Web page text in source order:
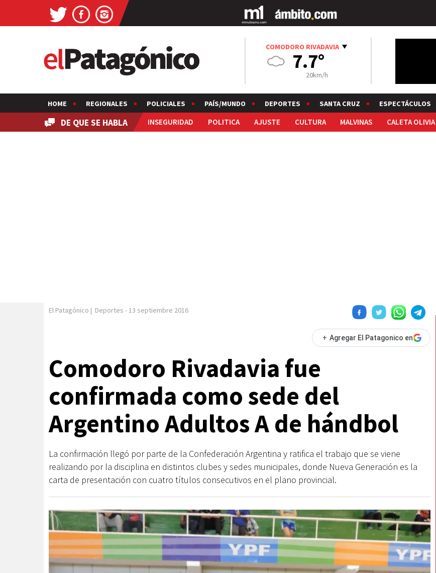
COMODORO RIVADAVIA
7.7°
20km/h
HOME REGIONALES POLICIALES PAÍS/MUNDO DEPORTES SANTA CRUZ ESPECTÁCULOS
DE QUE SE HABLA INSEGURIDAD POLITICA AJUSTE CULTURA MALVINAS CALETA OLIVIA
El Patagónico | Deportes - 13 septiembre 2016
+ Agregar El Patagonico en
Comodoro Rivadavia fue
confirmada como sede del
Argentino Adultos A de hándbol
La confirmación llegó por parte de la Confederación Argentina y ratifica el trabajo que se viene
realizando por la disciplina en distintos clubes y sedes municipales, donde Nueva Generación es la
carta de presentación con cuatro títulos consecutivos en el plano provincial.